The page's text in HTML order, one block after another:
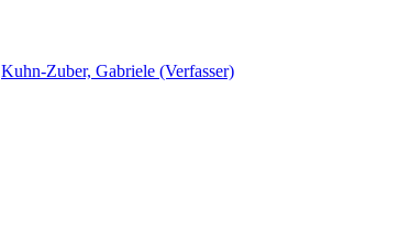
Kuhn-Zuber, Gabriele (Verfasser)